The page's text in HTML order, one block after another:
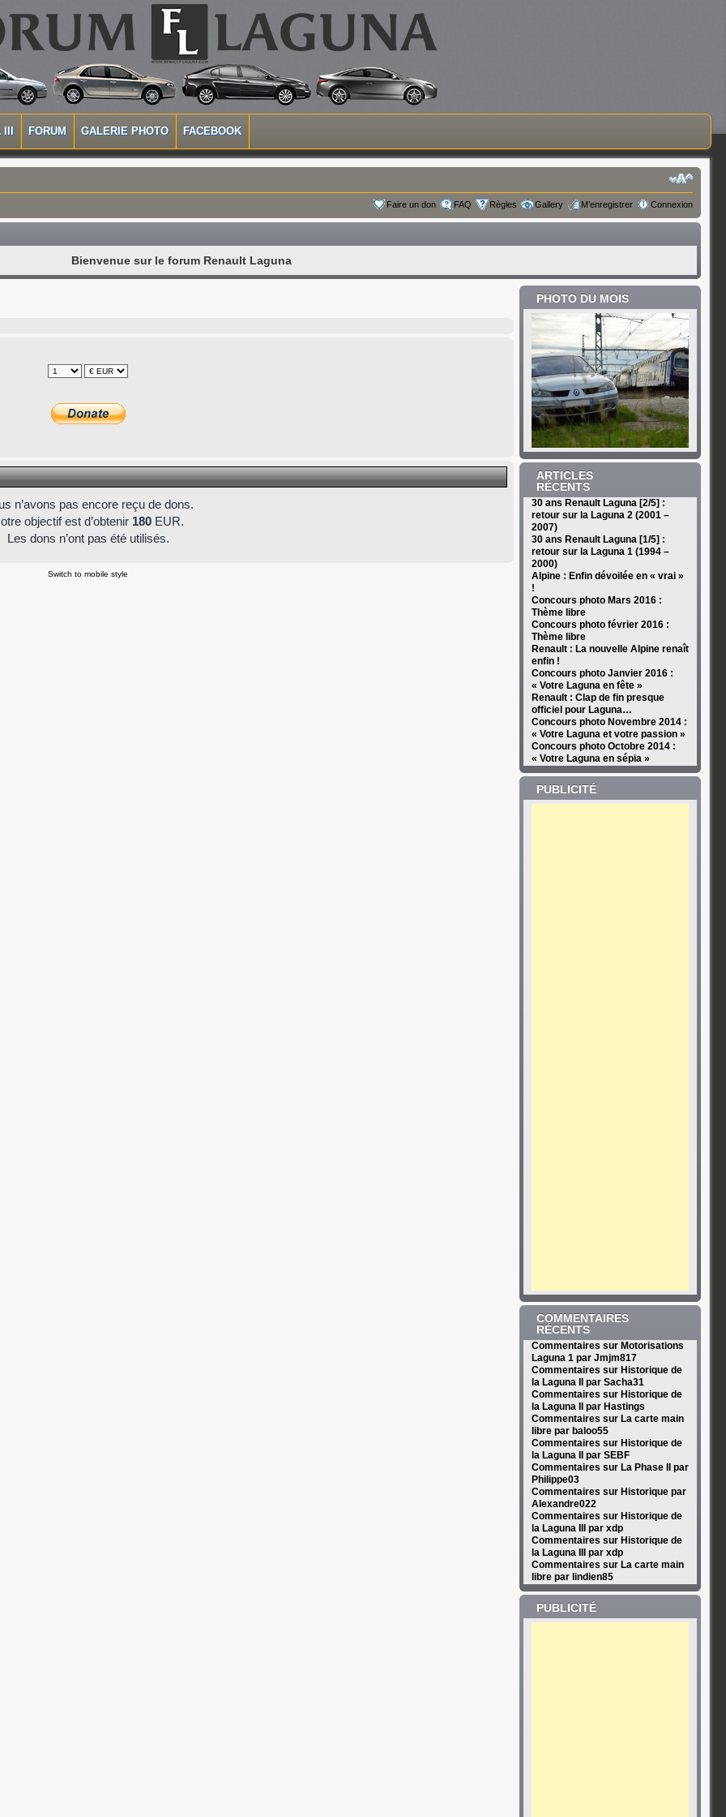
III FORUM GALERIE PHOTO FACEBOOK
Faire un don FAQ Règles Gallery M’enregistrer Connexion
Bienvenue sur le forum Renault Laguna
n’avons pas encore reçu de dons.
objectif est d’obtenir 180 EUR.
Les dons n’ont pas été utilisés.
Switch to mobile style
PHOTO DU MOIS
ARTICLES
RÉCENTS
30 ans Renault Laguna [2/5] :
retour sur la Laguna 2 (2001 –
2007)
30 ans Renault Laguna [1/5] :
retour sur la Laguna 1 (1994 –
2000)
Alpine : Enfin dévoilée en « vrai »
!
Concours photo Mars 2016 :
Thème libre
Concours photo février 2016 :
Thème libre
Renault : La nouvelle Alpine renaît
enfin !
Concours photo Janvier 2016 :
« Votre Laguna en fête »
Renault : Clap de fin presque
officiel pour Laguna…
Concours photo Novembre 2014 :
« Votre Laguna et votre passion »
Concours photo Octobre 2014 :
« Votre Laguna en sépia »
PUBLICITÉ
COMMENTAIRES
RÉCENTS
Commentaires sur Motorisations
Laguna 1 par Jmjm817
Commentaires sur Historique de
la Laguna II par Sacha31
Commentaires sur Historique de
la Laguna II par Hastings
Commentaires sur La carte main
libre par baloo55
Commentaires sur Historique de
la Laguna II par SEBF
Commentaires sur La Phase II par
Philippe03
Commentaires sur Historique par
Alexandre022
Commentaires sur Historique de
la Laguna III par xdp
Commentaires sur Historique de
la Laguna III par xdp
Commentaires sur La carte main
libre par lindien85
PUBLICITÉ